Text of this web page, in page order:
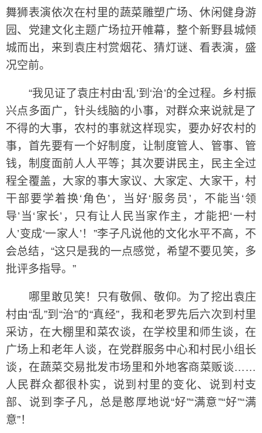
舞狮表演依次在村里的蔬菜雕塑广场、休闲健身游
园、党建文化主题广场拉开帷幕，整个新野县城倾
城而出，来到袁庄村赏烟花、猜灯谜、看表演，盛
况空前。
“我见证了袁庄村由‘乱’到‘治’的全过程。乡村振
兴点多面广，针头线脑的小事，对群众来说就是了
不得的大事，农村的事就这样现实，要办好农村的
事，首先要有一个好制度，让制度管人、管事、管
钱，制度面前人人平等；其次要讲民主，民主全过
程全覆盖，大家的事大家议、大家定、大家干，村
干部要学着换‘角色’，当好‘服务员’，不能当‘领
导’当‘家长’，只有让人民当家作主，才能把‘一村
人’变成‘一家人’！”李子凡说他的文化水平不高，不
会总结，“这只是我的一点感觉，希望不要见笑，多
批评多指导。”
哪里敢见笑！只有敬佩、敬仰。为了挖出袁庄
村由“乱”到“治”的“真经”，我和老罗先后六次到村里
采访，在大棚里和菜农谈，在学校里和师生谈，在
广场上和老年人谈，在党群服务中心和村民小组长
谈，在蔬菜交易批发市场里和外地客商菜贩谈……
人民群众都很朴实，说到村里的变化、说到村支
部、说到李子凡，总是憨厚地说“好”“满意”“好”“满
意”！